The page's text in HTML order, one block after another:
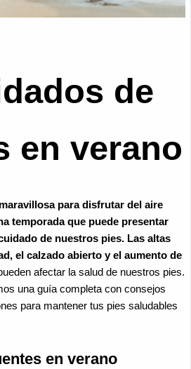
de
en verano
para disfrutar del aire
temporada que puede presentar
de nuestros pies. Las altas
el calzado abierto y el aumento de
afectar la salud de nuestros pies.
una guía completa con consejos
para mantener tus pies saludables
en verano